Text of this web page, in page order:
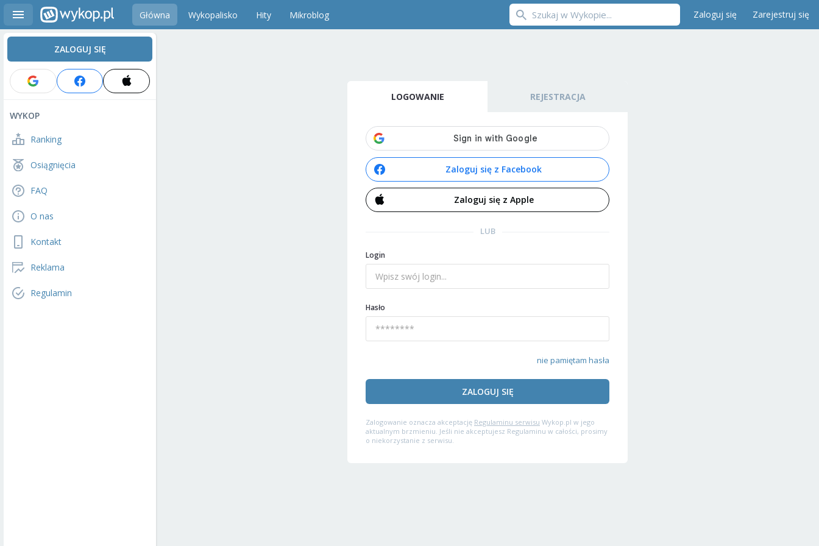
Główna Wykopalisko Hity Mikroblog Zaloguj się Zarejestruj się
ZALOGUJ SIĘ
WYKOP
Ranking
Osiągnięcia
FAQ
O nas
Kontakt
Reklama
Regulamin
LOGOWANIE REJESTRACJA
Zaloguj się z Facebook
Zaloguj się z Apple
LUB
Login
Hasło
nie pamiętam hasła
ZALOGUJ SIĘ
Zalogowanie oznacza akceptację Regulaminu serwisu Wykop.pl w jego
aktualnym brzmieniu. Jeśli nie akceptujesz Regulaminu w całości, prosimy
o niekorzystanie z serwisu.